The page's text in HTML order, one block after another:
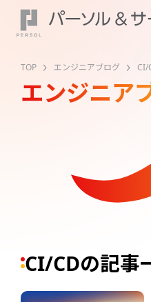
TOP エンジニアブログ CI/
エンジニア
CI/CDの記事